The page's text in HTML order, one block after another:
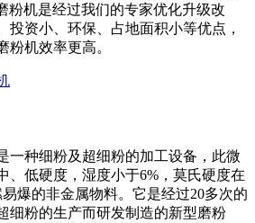
粉机是经过我们的专家优化升级改
投资小、环保、占地面积小等优点，
粉机效率更高。
一种细粉及超细粉的加工设备，此微
、低硬度，湿度小于6%，莫氏硬度在
爆的非金属物料。它是经过20多次的
细粉的生产而研发制造的新型磨粉